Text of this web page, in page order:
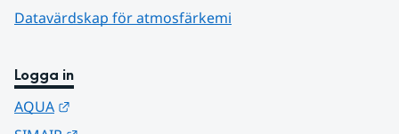
Datavärdskap för atmosfärkemi
Logga in
AQUA